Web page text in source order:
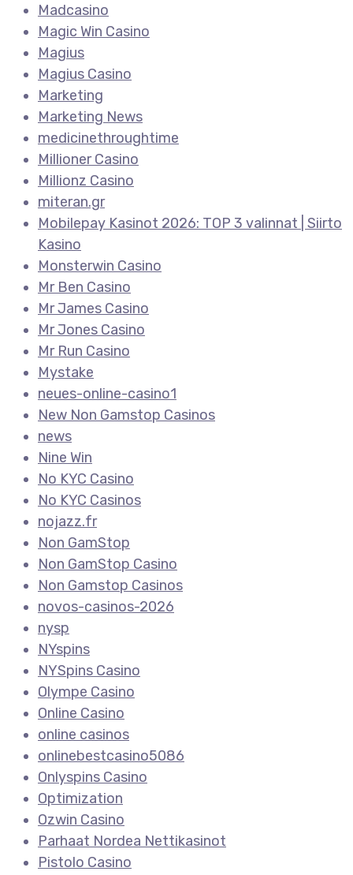
Madcasino
Magic Win Casino
Magius
Magius Casino
Marketing
Marketing News
medicinethroughtime
Millioner Casino
Millionz Casino
miteran.gr
Mobilepay Kasinot 2026: TOP 3 valinnat | Siirto
Kasino
Monsterwin Casino
Mr Ben Casino
Mr James Casino
Mr Jones Casino
Mr Run Casino
Mystake
neues-online-casino1
New Non Gamstop Casinos
news
Nine Win
No KYC Casino
No KYC Casinos
nojazz.fr
Non GamStop
Non GamStop Casino
Non Gamstop Casinos
novos-casinos-2026
nysp
NYspins
NYSpins Casino
Olympe Casino
Online Casino
online casinos
onlinebestcasino5086
Onlyspins Casino
Optimization
Ozwin Casino
Parhaat Nordea Nettikasinot
Pistolo Casino